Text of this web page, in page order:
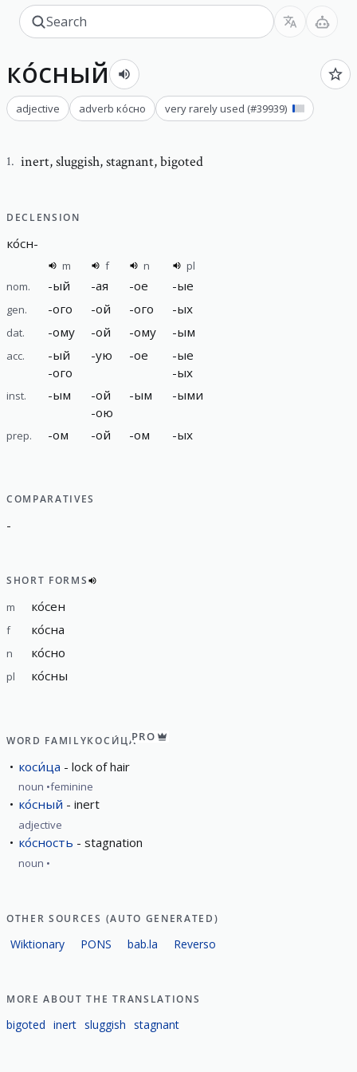
ко́сный
adjective adverb ко́сно very rarely used (#39939)
1. inert,sluggish, stagnant, bigoted
DECLENSION
ко́сн-
m f n
pl
nom.
-ый -ая -ое -ые
gen. -ого -ой -ого -ых
dat. -ому -ой -ому -ым
acc. -ый
-ого
-ую -ое -ые
-ых
inst. -ым -ой
-ою
-ым -ыми
prep. -ом -ой -ом -ых
COMPARATIVES
-
SHORT FORMS
m ко́сен
f ко́сна
n ко́сно
pl ко́сны
WORD FAMILYКОСИ́ЦАPRO
коси́ца lock of hair
noun feminine
ко́сный inert
adjective
ко́сность stagnation
noun
OTHER SOURCES (AUTO GENERATED)
Wiktionary PONS bab.la Reverso
MORE ABOUT THE TRANSLATIONS
bigoted inert sluggish stagnant